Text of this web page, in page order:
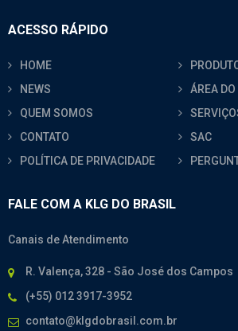
ACESSO RÁPIDO
HOME
NEWS
ÁREA
QUEM SOMOS
CONTATO
SAC
POLÍTICA DE PRIVACIDADE
FALE COM A KLG DO BRASIL
Canais de Atendimento
R. Valença, 328 - São José dos Campos
(+55) 012 3917-3952
contato@klgdobrasil.com.br